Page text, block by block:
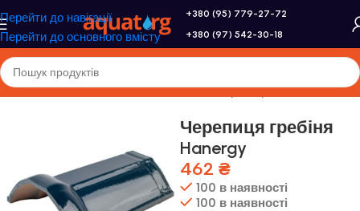
Перейти до навігації
Перейти до основного вмісту
+380 (95) 779-27-72
+380 (97) 542-30-18
Головна/Altek/Сонячні панелі/Сонячна черепиця
Черепиця гребіня
Hanergy
462 ₴
100 в наявності
100 в наявності